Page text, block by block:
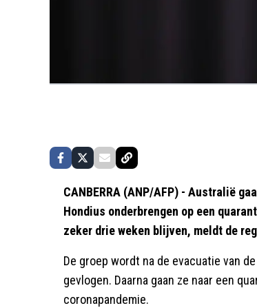
CANBERRA (ANP/AFP) - Australië
Hondius onderbrengen op een
zeker drie weken blijven, meldt de
De groep wordt na de evacuatie van
gevlogen. Daarna gaan ze naar een
coronapandemie.